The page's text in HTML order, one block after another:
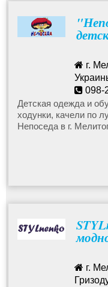
Боди для
г.
098-
Детская одежда и
ходунки, качели по
Непоседа в г.
г.